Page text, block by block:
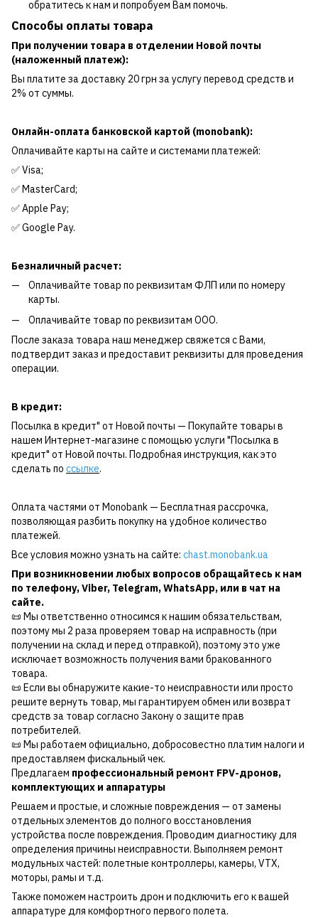
обратитесь к нам и попробуем Вам помочь.
Способы оплаты товара
При получении товара в отделении Новой почты
(наложенный платеж):
Вы платите за доставку 20 грн за услугу перевод средств и
2% от суммы.
Онлайн-оплата банковской картой (monobank):
Оплачивайте карты на сайте и системами платежей:
✅ Visa;
✅ MasterCard;
✅ Apple Pay;
✅ Google Pay.
Безналичный расчет:
Оплачивайте товар по реквизитам ФЛП или по номеру
карты.
Оплачивайте товар по реквизитам ООО.
После заказа товара наш менеджер свяжется с Вами,
подтвердит заказ и предоставит реквизиты для проведения
операции.
В кредит:
Посылка в кредит" от Новой почты — Покупайте товары в
нашем Интернет-магазине с помощью услуги "Посылка в
кредит" от Новой почты. Подробная инструкция, как это
сделать по ссылке.
Оплата частями от Monobank — Бесплатная рассрочка,
позволяющая разбить покупку на удобное количество
платежей.
Все условия можно узнать на сайте: chast.monobank.ua
При возникновении любых вопросов обращайтесь к нам
по телефону,Viber, Telegram,WhatsApp, или в чат на
сайте.
📜 Мы ответственно относимся к нашим обязательствам,
поэтому мы 2 раза проверяем товар на исправность (при
получении на склад и перед отправкой), поэтому это уже
исключает возможность получения вами бракованного
товара.
📜 Если вы обнаружите какие-то неисправности или просто
решите вернуть товар, мы гарантируем обмен или возврат
средств за товар согласно Закону о защите прав
потребителей.
📜 Мы работаем официально, добросовестно платим налоги и
предоставляем фискальный чек.
Предлагаем профессиональный ремонт FPV-дронов,
комплектующих и аппаратуры
Решаем и простые, и сложные повреждения — от замены
отдельных элементов до полного восстановления
устройства после повреждения. Проводим диагностику для
определения причины неисправности. Выполняем ремонт
модульных частей: полетные контроллеры, камеры, VTX,
моторы, рамы и т.д.
Также поможем настроить дрон и подключить его к вашей
аппаратуре для комфортного первого полета.